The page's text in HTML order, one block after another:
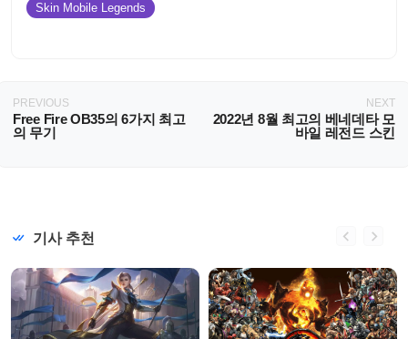
Skin Mobile Legends
PREVIOUS
Free Fire OB35의 6가지 최고
의 무기
NEXT
2022년 8월 최고의 베네데타 모
바일 레전드 스킨
기사 추천